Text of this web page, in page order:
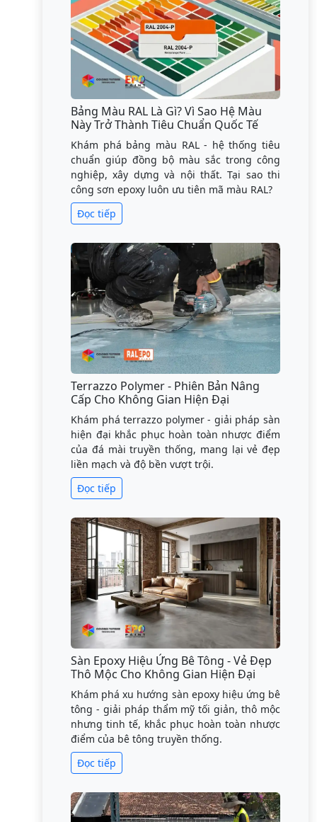
Bảng Màu RAL Là Gì? Vì Sao Hệ Màu
Này Trở Thành Tiêu Chuẩn Quốc Tế
Khám phá bảng màu RAL - hệ thống tiêu
chuẩn giúp đồng bộ màu sắc trong công
nghiệp, xây dựng và nội thất. Tại sao thi
công sơn epoxy luôn ưu tiên mã màu RAL?
Đọc tiếp
Terrazzo Polymer - Phiên Bản Nâng
Cấp Cho Không Gian Hiện Đại
Khám phá terrazzo polymer - giải pháp sàn
hiện đại khắc phục hoàn toàn nhược điểm
của đá mài truyền thống, mang lại vẻ đẹp
liền mạch và độ bền vượt trội.
Đọc tiếp
Sàn Epoxy Hiệu Ứng Bê Tông - Vẻ Đẹp
Thô Mộc Cho Không Gian Hiện Đại
Khám phá xu hướng sàn epoxy hiệu ứng bê
tông - giải pháp thẩm mỹ tối giản, thô mộc
nhưng tinh tế, khắc phục hoàn toàn nhược
điểm của bê tông truyền thống.
Đọc tiếp